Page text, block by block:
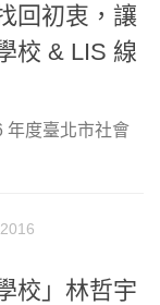
回初衷，讓
校 & LIS 線
年度臺北市社會
校」林哲宇